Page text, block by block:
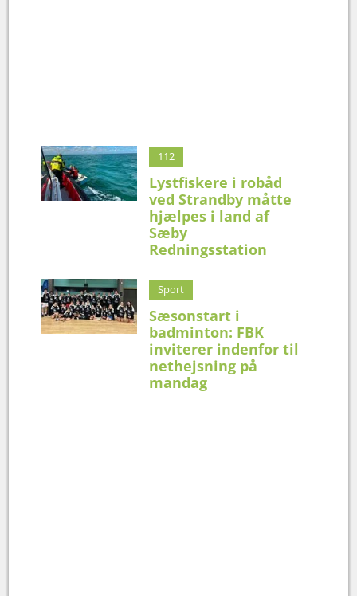
112
Lystfiskere i robåd
ved Strandby måtte
hjælpes i land af
Sæby
Redningsstation
Sport
Sæsonstart i
badminton: FBK
inviterer indenfor til
nethejsning på
mandag